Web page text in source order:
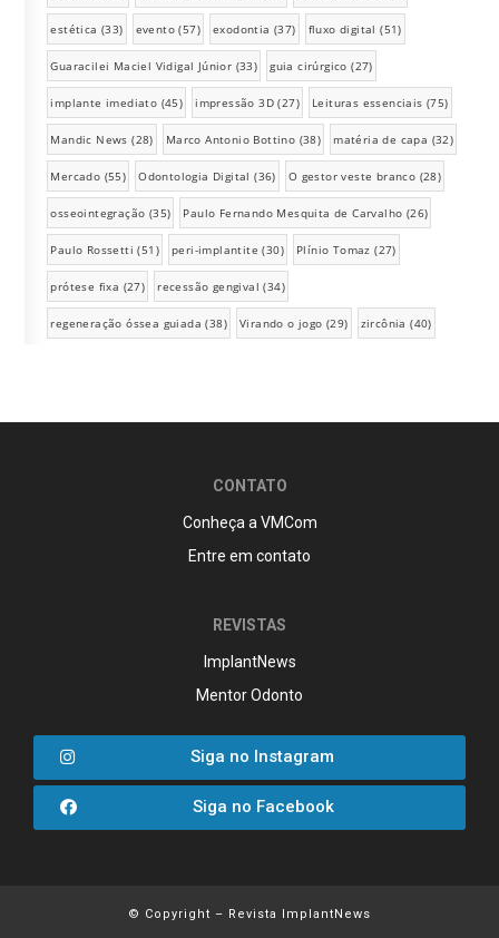
estética (33) evento (57) exodontia (37) fluxo digital (51)
Guaracilei Maciel Vidigal Júnior (33) guia cirúrgico (27)
implante imediato (45) impressão 3D (27) Leituras essenciais (75)
Mandic News (28) Marco Antonio Bottino (38) matéria de capa (32)
Mercado (55) Odontologia Digital (36) O gestor veste branco (28)
osseointegração (35) Paulo Fernando Mesquita de Carvalho (26)
Paulo Rossetti (51) peri-implantite (30) Plínio Tomaz (27)
prótese fixa (27) recessão gengival (34)
regeneração óssea guiada (38) Virando o jogo (29) zircônia (40)
CONTATO
Conheça a VMCom
Entre em contato
REVISTAS
ImplantNews
Mentor Odonto
Siga no Instagram
Siga no Facebook
© Copyright – Revista ImplantNews